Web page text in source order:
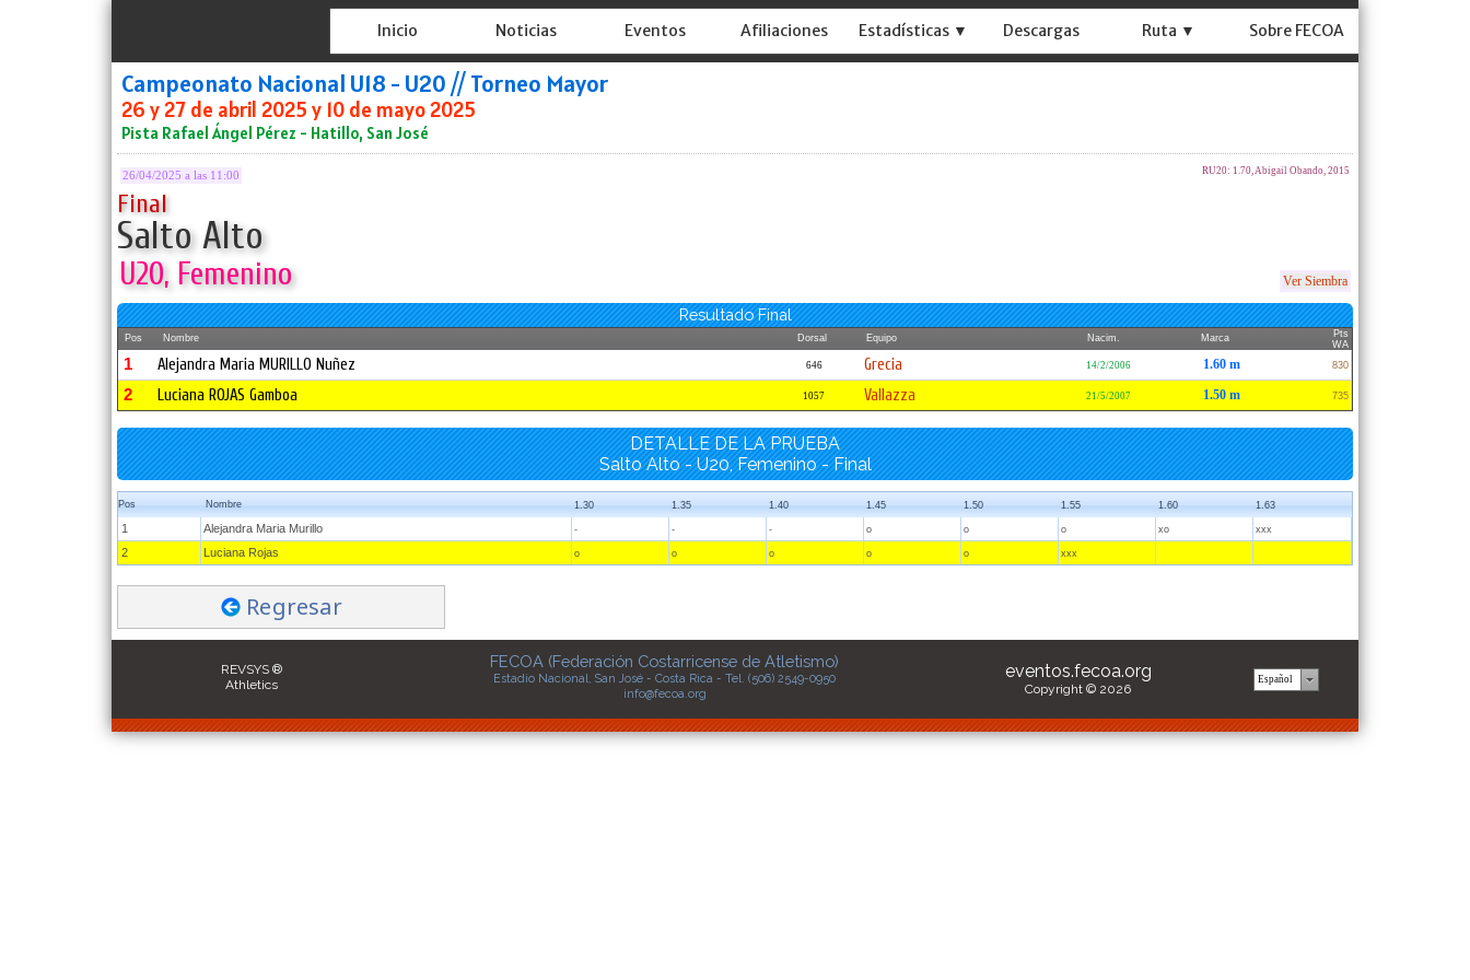
Inicio Noticias Eventos Afiliaciones Estadísticas ▼ Descargas Ruta ▼ Sobre FECOA
Campeonato Nacional U18 - U20 // Torneo Mayor
26 y 27 de abril 2025 y 10 de mayo 2025
Pista Rafael Ángel Pérez - Hatillo, San José
26/04/2025 a las 11:00 RU20: 1.70, Abigail Obando, 2015
Final
Salto Alto
U20, Femenino Ver Siembra
Resultado Final
Pos Nombre Dorsal Equipo Nacim. Marca
Pts
WA
1 Alejandra Maria MURILLO Nuñez 646 Grecia 14/2/2006 1.60 m 830
2 Luciana ROJAS Gamboa 1057 Vallazza 21/5/2007 1.50 m 735
DETALLE DE LA PRUEBA
Salto Alto - U20, Femenino - Final
Pos Nombre 1.30 1.35 1.40 1.45 1.50 1.55 1.60 1.63
1 Alejandra Maria Murillo - - - o o o xo xxx
2 Luciana Rojas o o o o o xxx
Regresar
REVSYS ®
Athletics
FECOA (Federación Costarricense de Atletismo)
Estadio Nacional, San José - Costa Rica - Tel. (506) 2549-0950
info@fecoa.org
eventos.fecoa.org
Copyright © 2026